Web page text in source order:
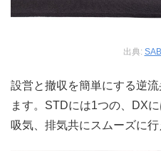
出典:
設営と撤収を簡単にする逆
ます。STDには1つの、DX
吸気、排気共にスムーズに行